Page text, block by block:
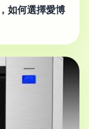
如何選擇愛博